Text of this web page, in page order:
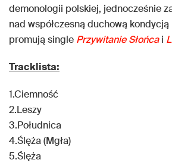
demonologii polskiej, jednocześnie
nad współczesną duchową
promują single Przywitanie Słońcai
Tracklista:
1.Ciemność
2.Leszy
3.Południca
4.Ślęża (Mgła)
5.Ślęża